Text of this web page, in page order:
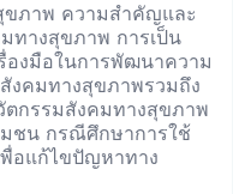
ขภาพ ความสําคัญและ
ทางสุขภาพ การเป็น
องมือในการพัฒนาความ
งคมทางสุขภาพรวมถึง
กรรมสังคมทางสุขภาพ
ชน กรณีศึกษาการใช้
อแก้ไขปัญหาทาง